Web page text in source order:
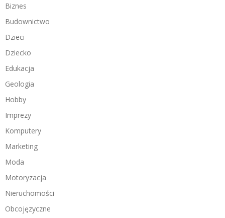
Biznes
Budownictwo
Dzieci
Dziecko
Edukacja
Geologia
Hobby
Imprezy
Komputery
Marketing
Moda
Motoryzacja
Nieruchomości
Obcojęzyczne